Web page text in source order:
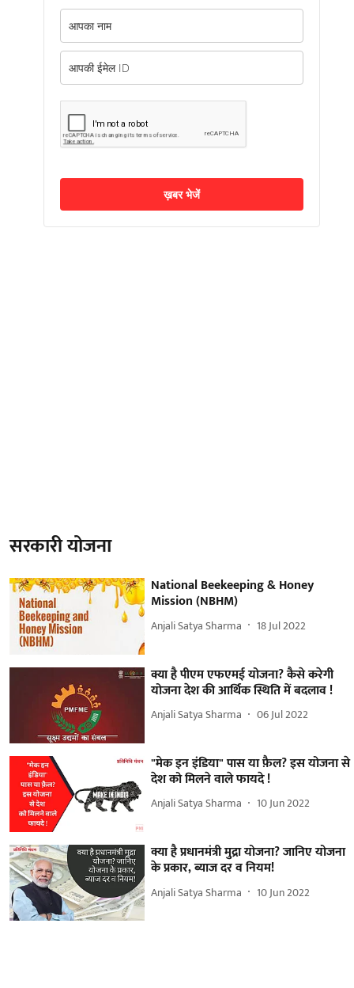
ख़बर भेजें
सरकारी योजना
National Beekeeping & Honey
Mission (NBHM)
Anjali Satya Sharma 18 Jul 2022
क्या है पीएम एफएमई योजना? कैसे करेगी
योजना देश की आर्थिक स्थिति में बदलाव !
Anjali Satya Sharma 06 Jul 2022
"मेक इन इंडिया" पास या फ़ैल? इस योजना से
देश को मिलने वाले फायदे !
Anjali Satya Sharma 10 Jun 2022
क्या है प्रधानमंत्री मुद्रा योजना? जानिए योजना
के प्रकार, ब्याज दर व नियम!
Anjali Satya Sharma 10 Jun 2022